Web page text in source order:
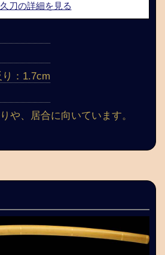
刀の詳細を見る
：1.7cm
や、居合に向いています。